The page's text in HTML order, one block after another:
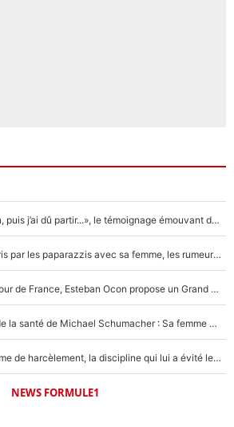
F1 : « Je lui ai fait un câlin, puis j’ai dû partir...», le témoignage émouvant de Max Verstappen sur sa fille
F1 : Charles Leclerc surpris par les paparazzis avec sa femme, les rumeurs étaient vraies !
Comme pour le final du Tour de France, Esteban Ocon propose un Grand Prix de Formule 1 à Paris : «Autour de l’Arc de Triomphe, ce serait génial» !
Nouvelle rumeur autour de la santé de Michael Schumacher : Sa femme Corinna sort du silence
F1 - Lewis Hamilton victime de harcèlement, la discipline qui lui a évité le pire : «J'aurais probablement mal tourné»
NEWS FORMULE1